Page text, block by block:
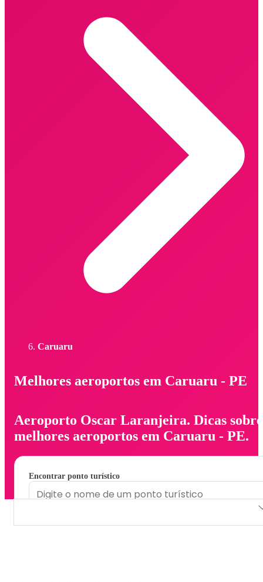
Caruaru
Melhores aeroportos em Caruaru - PE
Aeroporto Oscar Laranjeira. Dicas sobre
melhores aeroportos em Caruaru - PE.
Encontrar ponto turístico